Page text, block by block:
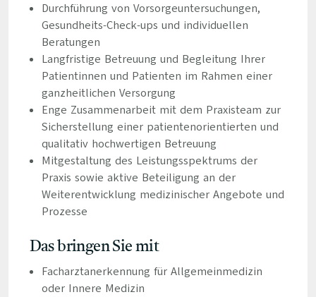
Durchführung von Vorsorgeuntersuchungen,
Gesundheits-Check-ups und individuellen
Beratungen
Langfristige Betreuung und Begleitung Ihrer
Patientinnen und Patienten im Rahmen einer
ganzheitlichen Versorgung
Enge Zusammenarbeit mit dem Praxisteam zur
Sicherstellung einer patientenorientierten und
qualitativ hochwertigen Betreuung
Mitgestaltung des Leistungsspektrums der
Praxis sowie aktive Beteiligung an der
Weiterentwicklung medizinischer Angebote und
Prozesse
Das bringen Sie mit
Facharztanerkennung für Allgemeinmedizin
oder Innere Medizin